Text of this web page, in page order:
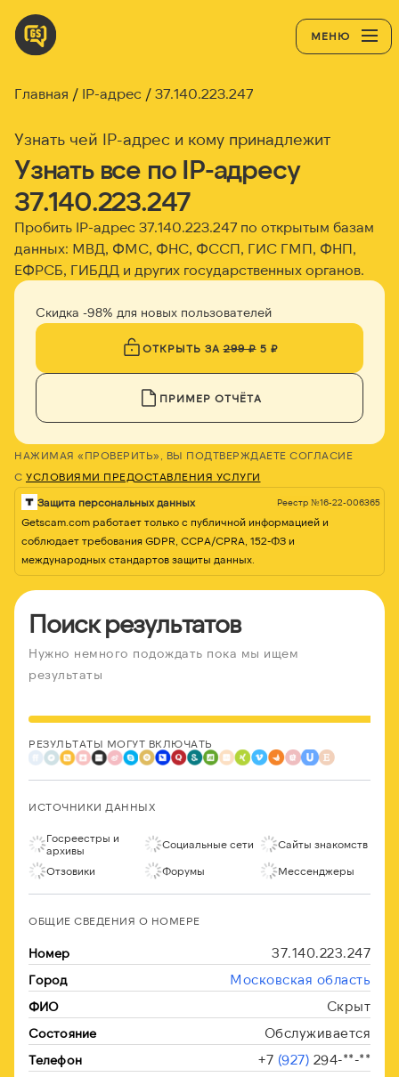
МЕНЮ
Главная IP-адрес 37.140.223.247
Узнать чей IP-адрес и кому принадлежит
Узнать все по IP-адресу
37.140.223.247
Пробить IP-адрес 37.140.223.247 по открытым базам
данных: МВД, ФМС, ФНС, ФССП, ГИС ГМП, ФНП,
ЕФРСБ, ГИБДД и других государственных органов.
Скидка -98% для новых пользователей
ОТКРЫТЬ ЗА299 ₽5 ₽
ПРИМЕР ОТЧЁТА
НАЖИМАЯ «ПРОВЕРИТЬ», ВЫ ПОДТВЕРЖДАЕТЕ СОГЛАСИЕ
С УСЛОВИЯМИ ПРЕДОСТАВЛЕНИЯ УСЛУГИ
Защита персональных данных Реестр №16-22-006365
Getscam.com работает только с публичной информацией и
соблюдает требования GDPR, CCPA/CPRA, 152-ФЗ и
международных стандартов защиты данных.
Поиск результатов
Нужно немного подождать пока мы ищем
результаты
РЕЗУЛЬТАТЫ МОГУТ ВКЛЮЧАТЬ
ИСТОЧНИКИ ДАННЫХ
Госреестры и
архивы
Социальные сети Сайты знакомств
Отзовики Форумы Мессенджеры
ОБЩИЕ СВЕДЕНИЯ О НОМЕРЕ
Номер 37.140.223.247
Город Московская область
ФИО Скрыт
Состояние Обслуживается
Телефон +7 (927) 294-**-**